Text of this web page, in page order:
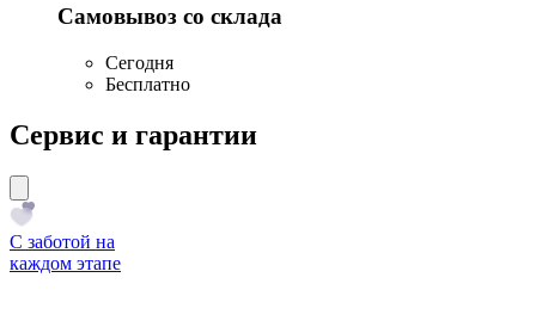
Самовывоз со склада
Сегодня
Бесплатно
Сервис и гарантии
С заботой на
каждом этапе